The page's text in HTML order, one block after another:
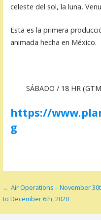
celeste del sol, la luna,
Esta es la primera
animada hecha en México.
SÁBADO / 18 HR
https://
g
Navegación
← Air Operations – November
to December 6th, 2020